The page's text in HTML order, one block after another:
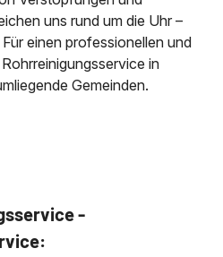
uns rund um die Uhr –
einen professionellen und
in
Gemeinden.
-